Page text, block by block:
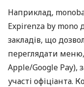
Наприклад,
Expirenza by mono
закладів, що
переглядати
Apple/Google Pay),
участі офіціанта.